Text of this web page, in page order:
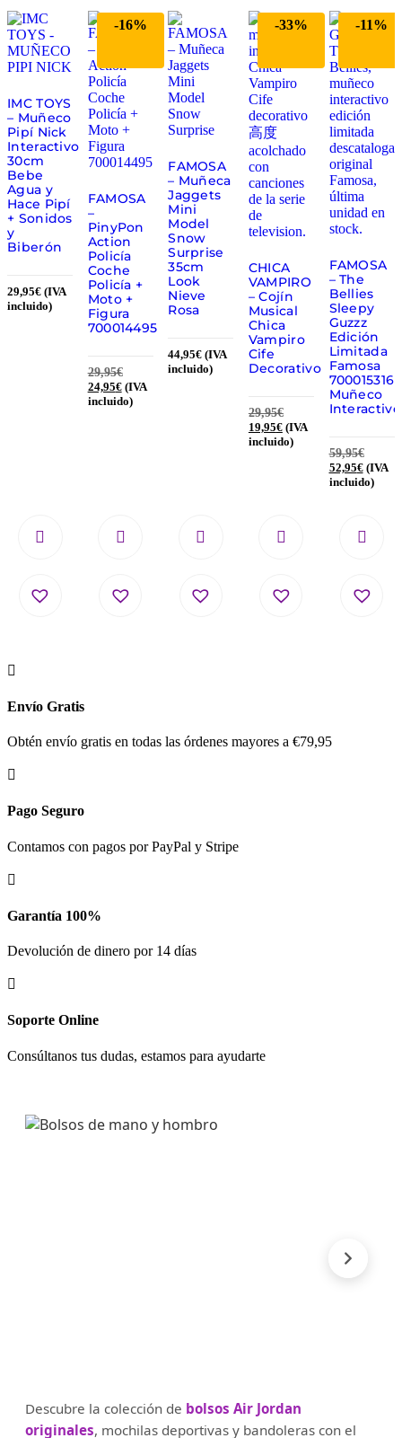
IMC TOYS
– Muñeco
Pipí Nick
Interactivo
30cm
Bebe
Agua y
Hace Pipí
+ Sonidos
y
Biberón
29,95€ (IVA
incluido)
-16%
FAMOSA
–
PinyPon
Action
Policía
Coche
Policía +
Moto +
Figura
700014495
29,95€
24,95€ (IVA
incluido)
FAMOSA
– Muñeca
Jaggets
Mini
Model
Snow
Surprise
35cm
Look
Nieve
Rosa
44,95€ (IVA
incluido)
-33%
CHICA
VAMPIRO
– Cojín
Musical
Chica
Vampiro
Cife
Decorativo
29,95€
19,95€ (IVA
incluido)
-11%
FAMOSA
– The
Bellies
Sleepy
Guzzz
Edición
Limitada
Famosa
700015316
Muñeco
Interactivo
59,95€
52,95€ (IVA
incluido)

Envío Gratis
Obtén envío gratis en todas las órdenes mayores a €79,95

Pago Seguro
Contamos con pagos por PayPal y Stripe

Garantía 100%
Devolución de dinero por 14 días

Soporte Online
Consúltanos tus dudas, estamos para ayudarte
Descubre la colección de bolsos Air Jordan
originales, mochilas deportivas y bandoleras con el